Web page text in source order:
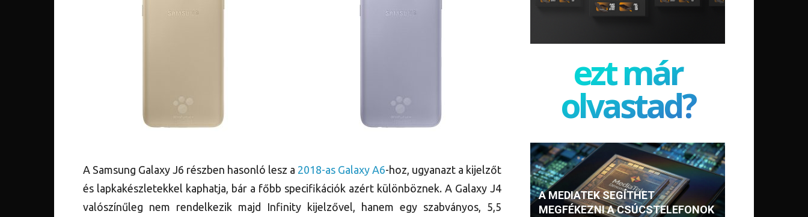
A Samsung Galaxy J6 részben hasonló lesz a 2018-as Galaxy A6-hoz, ugyanazt a kijelzőt
és lapkakészletekkel kaphatja, bár a főbb specifikációk azért különböznek. A Galaxy J4
valószínűleg nem rendelkezik majd Infinity kijelzővel, hanem egy szabványos, 5,5
ezt már
olvastad?
A MEDIATEK SEGÍTHET
MEGFÉKEZNI A CSÚCSTELEFONOK